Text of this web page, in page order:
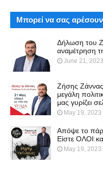
Μπορεί να σας αρέσουν
Δήλωση του Ζ.
αναμέτρηση
June 21, 2023
Ζήσης
μεγάλη
μας γυρίζει
May 19, 2023
Απόψε το
Είστε ΟΛΟΙ
May 19, 2023